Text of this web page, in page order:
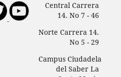
Central Carrera
14. No 7 - 46
Norte Carrera 14.
No 5 - 29
Campus Ciudadela
del Saber La